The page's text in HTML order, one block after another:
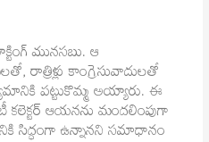
మునసబు. ఆ
రాత్రిళ్లు కాంగ్రెసువాదులతో
పట్టుకొమ్మ అయ్యారు. ఈ
కలెక్టర్ ఆయనను మందలింపుగా
సిద్ధంగా ఉన్నానని సమాధానం